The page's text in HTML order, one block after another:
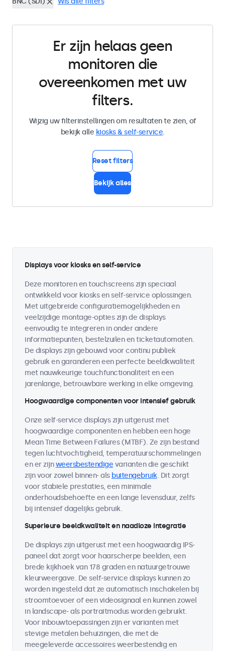
Er zijn helaas geen
monitoren die
overeenkomen met uw
filters.
Wijzig uw filterinstellingen om resultaten te zien, of
bekijk alle kiosks & self-service.
Reset filters
Bekijk alles
Displays voor kiosks en self-service
Deze monitoren en touchscreens zijn speciaal
ontwikkeld voor kiosks en self-service oplossingen.
Met uitgebreide configuratiemogelijkheden en
veelzijdige montage-opties zijn de displays
eenvoudig te integreren in onder andere
informatiepunten, bestelzuilen en ticketautomaten.
De displays zijn gebouwd voor continu publiek
gebruik en garanderen een perfecte beeldkwaliteit
met nauwkeurige touchfunctionaliteit en een
jarenlange, betrouwbare werking in elke omgeving.
Hoogwaardige componenten voor intensief gebruik
Onze self-service displays zijn uitgerust met
hoogwaardige componenten en hebben een hoge
Mean Time Between Failures (MTBF). Ze zijn bestand
tegen luchtvochtigheid, temperatuurschommelingen
en er zijnweersbestendige varianten die geschikt
zijn voor zowel binnen- als buitengebruik. Dit zorgt
voor stabiele prestaties, een minimale
onderhoudsbehoefte en een lange levensduur, zelfs
bij intensief dagelijks gebruik.
Superieure beeldkwaliteit en naadloze integratie
De displays zijn uitgerust met een hoogwaardig IPS-
paneel dat zorgt voor haarscherpe beelden, een
brede kijkhoek van 178 graden en natuurgetrouwe
kleurweergave. De self-service displays kunnen zo
worden ingesteld dat ze automatisch inschakelen bij
stroomtoevoer of een videosignaal en kunnen zowel
in landscape- als portraitmodus worden gebruikt.
Voor inbouwtoepassingen zijn er varianten met
stevige metalen behuizingen, die met de
meegeleverde accessoires weerbestendig en